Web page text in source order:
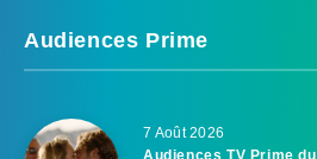
Audiences Prime
7 Août 2026
Audiences TV Prime